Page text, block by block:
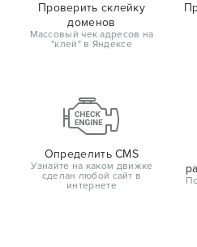
Проверить склейку
доменов
Массовый чек адресов на
"клей" в Яндексе
Определить CMS
Узнайте на каком движке
сделан любой сайт в
интернете